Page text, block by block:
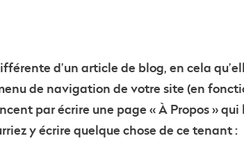
d’un article de blog, en cela
de navigation de votre site (en
par écrire une page « À Propos » qui
y écrire quelque chose de ce tenant :